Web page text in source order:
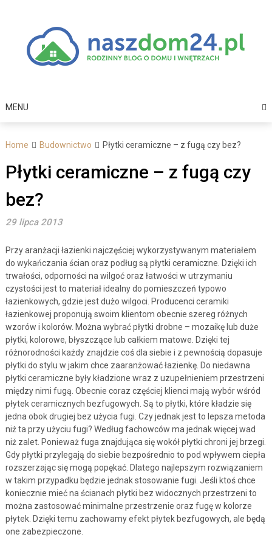
MENU
Home Budownictwo Płytki ceramiczne – z fugą czy bez?
Płytki ceramiczne – z fugą czy
bez?
29 lipca 2013
Przy aranżacji łazienki najczęściej wykorzystywanym materiałem
do wykańczania ścian oraz podług są płytki ceramiczne. Dzięki ich
trwałości, odporności na wilgoć oraz łatwości w utrzymaniu
czystości jest to materiał idealny do pomieszczeń typowo
łazienkowych, gdzie jest dużo wilgoci. Producenci ceramiki
łazienkowej proponują swoim klientom obecnie szereg różnych
wzorów i kolorów. Można wybrać płytki drobne – mozaikę lub duże
płytki, kolorowe, błyszczące lub całkiem matowe. Dzięki tej
różnorodności każdy znajdzie coś dla siebie i z pewnością dopasuje
płytki do stylu w jakim chce zaaranżować łazienkę. Do niedawna
płytki ceramiczne były kładzione wraz z uzupełnieniem przestrzeni
między nimi fugą. Obecnie coraz częściej klienci mają wybór wśród
płytek ceramicznych bezfugowych. Są to płytki, które kładzie się
jedna obok drugiej bez użycia fugi. Czy jednak jest to lepsza metoda
niż ta przy użyciu fugi? Według fachowców ma jednak więcej wad
niż zalet. Ponieważ fuga znajdująca się wokół płytki chroni jej brzegi.
Gdy płytki przylegają do siebie bezpośrednio to pod wpływem ciepła
rozszerzając się mogą popękać. Dlatego najlepszym rozwiązaniem
w takim przypadku będzie jednak stosowanie fugi. Jeśli ktoś chce
koniecznie mieć na ścianach płytki bez widocznych przestrzeni to
można zastosować minimalne przestrzenie oraz fugę w kolorze
płytek. Dzięki temu zachowamy efekt płytek bezfugowych, ale będą
one zabezpieczone.